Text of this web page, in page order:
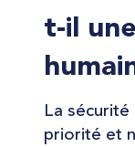
t-il
La
priorité et